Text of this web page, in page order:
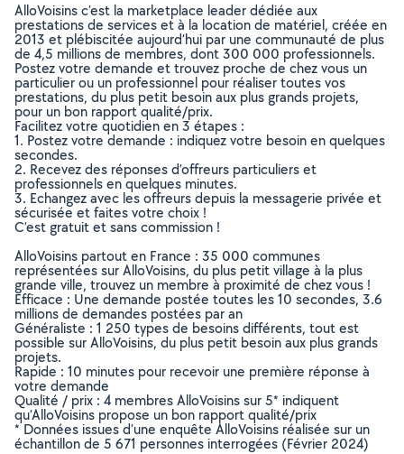
AlloVoisins c’est la marketplace leader dédiée aux
prestations de services et à la location de matériel, créée en
2013 et plébiscitée aujourd’hui par une communauté de plus
de 4,5 millions de membres, dont 300 000 professionnels.
Postez votre demande et trouvez proche de chez vous un
particulier ou un professionnel pour réaliser toutes vos
prestations, du plus petit besoin aux plus grands projets,
pour un bon rapport qualité/prix.
Facilitez votre quotidien en 3 étapes :
1. Postez votre demande : indiquez votre besoin en quelques
secondes.
2. Recevez des réponses d’offreurs particuliers et
professionnels en quelques minutes.
3. Echangez avec les offreurs depuis la messagerie privée et
sécurisée et faites votre choix !
C’est gratuit et sans commission !
AlloVoisins partout en France : 35 000 communes
représentées sur AlloVoisins, du plus petit village à la plus
grande ville, trouvez un membre à proximité de chez vous !
Efficace : Une demande postée toutes les 10 secondes, 3.6
millions de demandes postées par an
Généraliste : 1 250 types de besoins différents, tout est
possible sur AlloVoisins, du plus petit besoin aux plus grands
projets.
Rapide : 10 minutes pour recevoir une première réponse à
votre demande
Qualité / prix : 4 membres AlloVoisins sur 5* indiquent
qu’AlloVoisins propose un bon rapport qualité/prix
* Données issues d’une enquête AlloVoisins réalisée sur un
échantillon de 5 671 personnes interrogées (Février 2024)